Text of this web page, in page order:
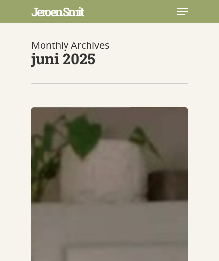
main
Jeroen Smit Menu
Monthly Archives
juni 2025